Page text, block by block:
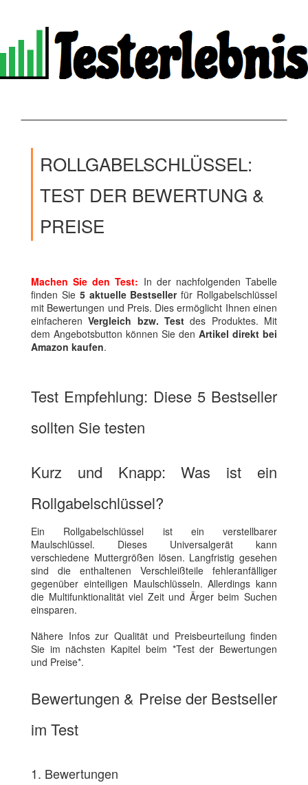
ROLLGABELSCHLÜSSEL:
TEST DER BEWERTUNG &
PREISE
Machen Sie den Test: In der nachfolgenden Tabelle
finden Sie5 aktuelle Bestsellerfür Rollgabelschlüssel
mit Bewertungen und Preis. Dies ermöglicht Ihnen einen
einfacherenVergleich bzw. Test des Produktes. Mit
dem Angebotsbutton können Sie den Artikel direkt bei
Amazon kaufen.
Test Empfehlung: Diese 5 Bestseller
sollten Sie testen
Kurz und Knapp: Was ist ein
Rollgabelschlüssel?
Ein Rollgabelschlüssel ist ein verstellbarer
Maulschlüssel. Dieses Universalgerät kann
verschiedene Muttergrößen lösen. Langfristig gesehen
sind die enthaltenen Verschleißteile fehleranfälliger
gegenüber einteiligen Maulschlüsseln. Allerdings kann
die Multifunktionalität viel Zeit und Ärger beim Suchen
einsparen.
Nähere Infos zur Qualität und Preisbeurteilung finden
Sie im nächsten Kapitel beim *Test der Bewertungen
und Preise*.
Bewertungen & Preise der Bestseller
im Test
1. Bewertungen